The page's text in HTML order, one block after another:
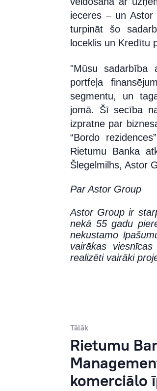
ieceres – un
turpināt šo
loceklis un Kredītu
"Mūsu sadarbība
portfeļa
segmentu, un
jomā. Šī secība
izpratne par
“Bordo
Rietumu Banka
Šlegelmilhs, Astor
Par Astor Group
Astor Group ir
nekā 55 gadu
nekustamo
vairākas
realizēti vairāki
Tālāk
Rietumu
komerciālo